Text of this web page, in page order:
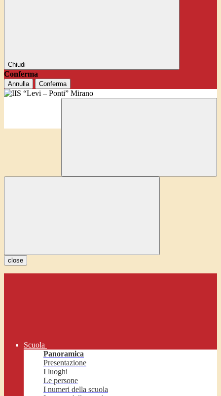
Chiudi
Conferma
Annulla Conferma
close
Scuola
Panoramica
Presentazione
I luoghi
Le persone
I numeri della scuola